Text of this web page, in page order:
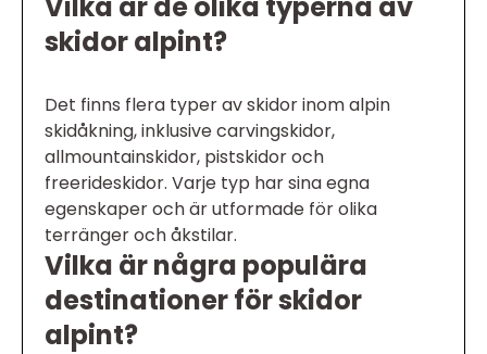
skidor alpint?
Det finns flera typer av skidor inom alpin
skidåkning, inklusive carvingskidor,
allmountainskidor, pistskidor och
freerideskidor. Varje typ har sina egna
egenskaper och är utformade för olika
terränger och åkstilar.
Vilka är några populära
destinationer för skidor
alpint?